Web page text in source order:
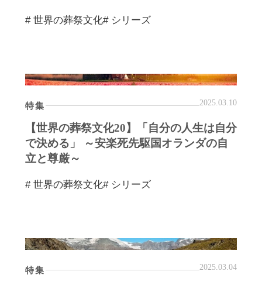
# 世界の葬祭文化# シリーズ
特集 2025.03.10
【世界の葬祭文化20】「自分の人生は自分
で決める」 ～安楽死先駆国オランダの自
立と尊厳～
# 世界の葬祭文化# シリーズ
特集 2025.03.04